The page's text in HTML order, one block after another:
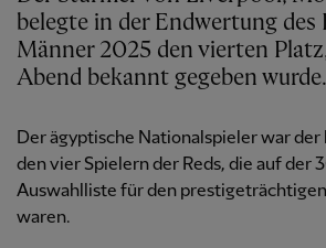
belegte in der Endwertung des
Männer 2025 den vierten
Abend bekannt gegeben wurde.
Der ägyptische Nationalspieler war
den vier Spielern der Reds, die auf der
Auswahlliste für den
waren.